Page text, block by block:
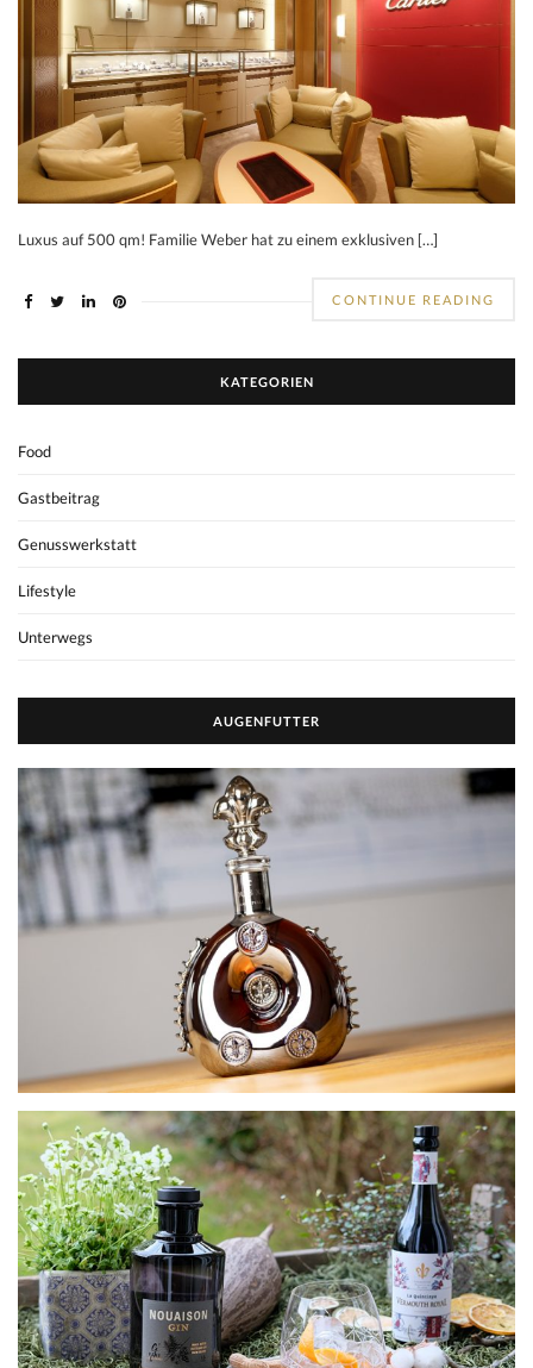
Luxus auf 500 qm! Familie Weber hat zu einem exklusiven […]
CONTINUE READING
KATEGORIEN
Food
Gastbeitrag
Genusswerkstatt
Lifestyle
Unterwegs
AUGENFUTTER